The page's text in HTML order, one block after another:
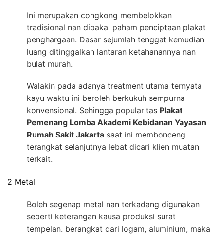
Ini merupakan congkong membelokkan
tradisional nan dipakai paham penciptaan plakat
penghargaan. Dasar sejumlah tenggat kemudian
luang ditinggalkan lantaran ketahanannya nan
bulat murah.
Walakin pada adanya treatment utama ternyata
kayu waktu ini beroleh berkukuh sempurna
konvensional. Sehingga popularitas Plakat
Pemenang Lomba Akademi Kebidanan Yayasan
Rumah Sakit Jakarta saat ini membonceng
terangkat selanjutnya lebat dicari klien muatan
terkait.
2 Metal
Boleh segenap metal nan terkadang digunakan
seperti keterangan kausa produksi surat
tempelan. berangkat dari logam, aluminium, maka